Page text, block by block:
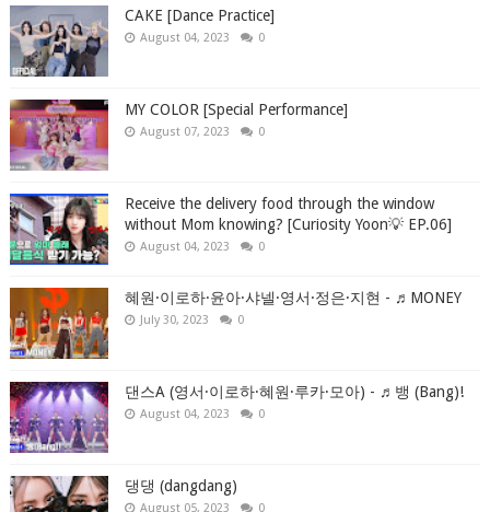
CAKE [Dance Practice]
August 04, 2023 0
MY COLOR [Special Performance]
August 07, 2023 0
Receive the delivery food through the window
without Mom knowing? [Curiosity Yoon💡 EP.06]
August 04, 2023 0
혜원·이로하·윤아·샤넬·영서·정은·지현 - ♬MONEY
July 30, 2023 0
댄스A (영서·이로하·혜원·루카·모아) - ♬뱅 (Bang)!
August 04, 2023 0
댕댕 (dangdang)
August 05, 2023 0